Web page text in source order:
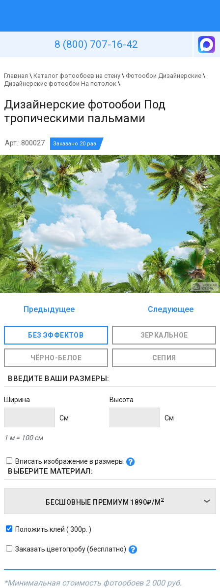
8 (800) 707-16-42
Главная \ Каталог фотообоев на стену \ Фотообои Дизайнерские \
Дизайнерские фотообои На потолок \
Дизайнерские фотообои Под
тропическими пальмами
Арт.: 800027 Заказано 20 раз
Предыдущее
Следующее
БЕЗ ЭФФЕКТОВ ЗЕРКАЛЬНОЕ
ЧЁРНО-БЕЛОЕ СЕПИЯ
ВВЕДИТЕ ВАШИ РАЗМЕРЫ:
Ширина
Cм
Высота
Cм
1 м = 100 см
Вписать изображение в размеры
ВЫБЕРИТЕ МАТЕРИАЛ:
БЕСШОВНЫЕ ПРЕМИУМ 1890₽/М 2
Положить клей ( 300р. )
Заказать цветопробу (бесплатно)
*Минимальная стоимость фотообоев 2 000 руб.